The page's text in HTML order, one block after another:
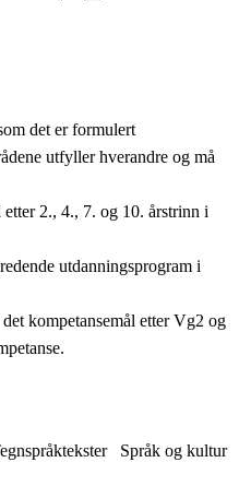
det er formulert
utfyller hverandre og må
2., 4., 7. og 10. årstrinn i
utdanningsprogram i
kompetansemål etter Vg2 og
Språk og kultur